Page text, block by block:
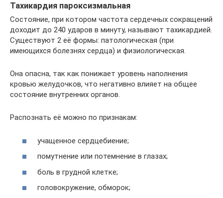
Тахикардия пароксизмальная
Состояние, при котором частота сердечных сокращений
доходит до 240 ударов в минуту, называют тахикардией.
Существуют 2 её формы: патологическая (при
имеющихся болезнях сердца) и физиологическая.
Она опасна, так как понижает уровень наполнения
кровью желудочков, что негативно влияет на общее
состояние внутренних органов.
Распознать её можно по признакам:
учащенное сердцебиение;
помутнение или потемнение в глазах;
боль в грудной клетке;
головокружение, обморок;